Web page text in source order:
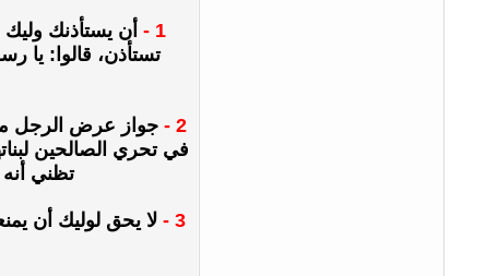
1 -
أن يستأذنك
تستأذن، قالوا: يا
2 -
جواز عرض الرجل
في تحري الصالحين
تظني
3 -
لا يحق لوليك أن